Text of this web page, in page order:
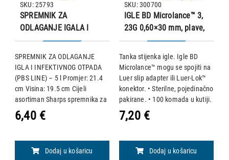
SPREMNIK ZA
ODLAGANJE IGALA I
INFEKTIVNOG OTPADA
(PBS LINE) – 5 l
SPREMNIK ZA ODLAGANJE
IGLA I INFEKTIVNOG OTPADA
(PBS LINE) – 5 l Promjer: 21.4
cm Visina: 19.5 cm Cijeli
asortiman Sharps spremnika za
odlaganje oštrog i infektivnog
otpada opremljen je
zatvaračem, te imaju
certificiranu
SKU: 25793
6,40 €
Dodaj u košaricu
IGLE BD Microlance™ 3,
23G 0,60×30 mm, plave,
100 kom. (300700)
Tanka stijenka igle. Igle BD
Microlance™ mogu se spojiti na
Luer slip adapter ili Luer-Lok™
konektor. • Sterilne, pojedinačno
pakirane. • 100 komada u kutiji.
• BD 300700 / Becton &
Dickinson
SKU: 300700
7,20 €
Dodaj u košaricu